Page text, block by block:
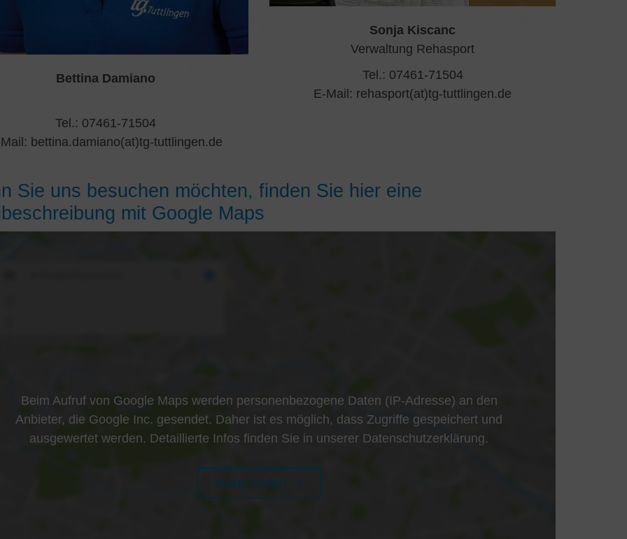
Bettina Damiano
Tel.: 07461-71504
bettina.damiano(at)tg-tuttlingen.de
Sonja Kiscanc
Verwaltung Rehasport
Tel.: 07461-71504
E-Mail: rehasport(at)tg-tuttlingen.de
Sie uns besuchen möchten, finden Sie hier eine
mit Google Maps
Beim Aufruf von Google Maps werden personenbezogene Daten (IP-Adresse) an den
Anbieter, die Google Inc. gesendet. Daher ist es möglich, dass Zugriffe gespeichert und
ausgewertet werden. Detaillierte Infos finden Sie in unserer Datenschutzerklärung.
Karte laden